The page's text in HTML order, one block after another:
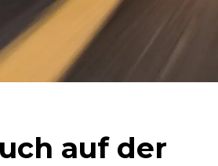
auf der